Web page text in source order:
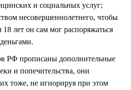
и социальных услуг;
несовершеннолетнего, чтобы
лет он сам мог распоряжаться
РФ прописаны дополнительные
и попечительства, они
тоже, не игнорируя при этом